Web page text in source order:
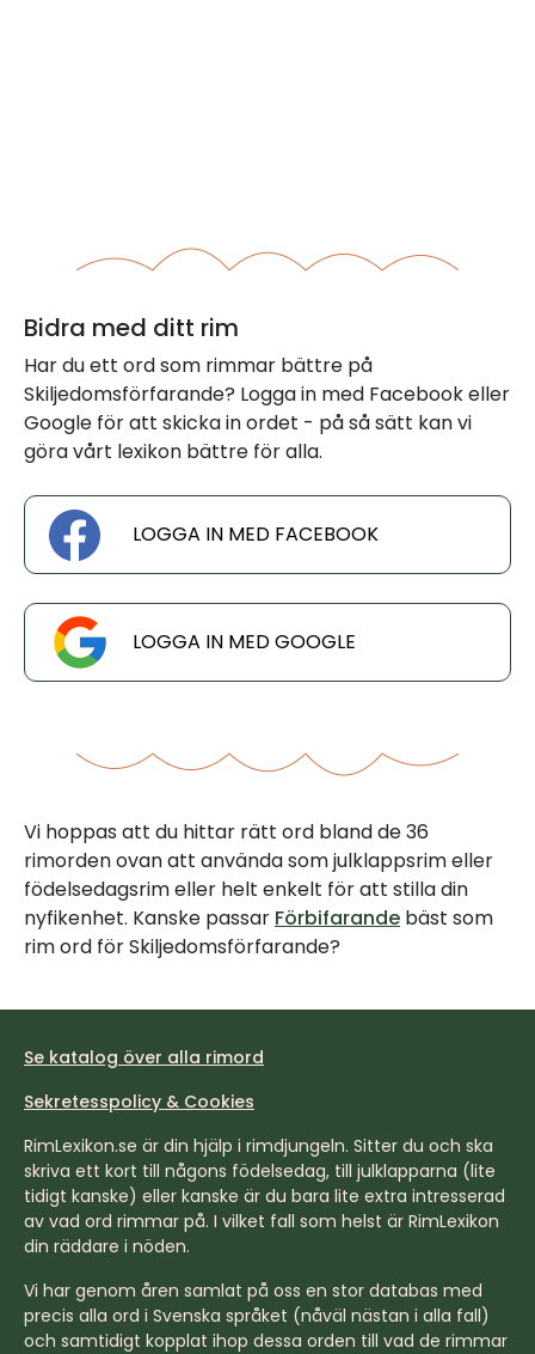
Bidra med ditt rim
Har du ett ord som rimmar bättre på
Skiljedomsförfarande? Logga in med Facebook eller
Google för att skicka in ordet - på så sätt kan vi
göra vårt lexikon bättre för alla.
LOGGA IN MED FACEBOOK
LOGGA IN MED GOOGLE
Vi hoppas att du hittar rätt ord bland de 36
rimorden ovan att använda som julklappsrim eller
födelsedagsrim eller helt enkelt för att stilla din
nyfikenhet. Kanske passar Förbifarande bäst som
rim ord för Skiljedomsförfarande?
Se katalog över alla rimord
Sekretesspolicy & Cookies
RimLexikon.se är din hjälp i rimdjungeln. Sitter du och ska
skriva ett kort till någons födelsedag, till julklapparna (lite
tidigt kanske) eller kanske är du bara lite extra intresserad
av vad ord rimmar på. I vilket fall som helst är RimLexikon
din räddare i nöden.
Vi har genom åren samlat på oss en stor databas med
precis alla ord i Svenska språket (nåväl nästan i alla fall)
och samtidigt kopplat ihop dessa orden till vad de rimmar